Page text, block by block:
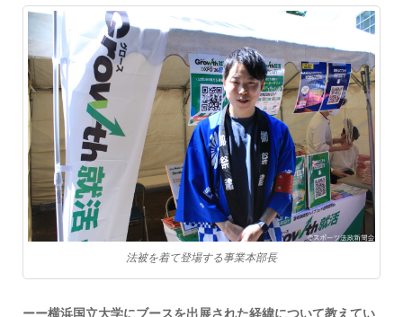
法被を着て登場する事業本部長
ーー横浜国立大学にブースを出展された経緯について教えてい